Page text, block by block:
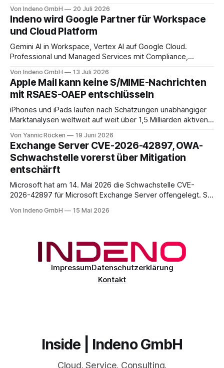
Microsoft 365 Admin Center anmeldet, einen zweiten
Faktor nachweisen. Für das Entra Admin Center, das Azure-
Portal und das Intune Admin Center gilt das
Von Indeno GmbH 20 Juli 2026
Indeno wird Google Partner für Workspace
und Cloud Platform
Gemini AI in Workspace, Vertex AI auf Google Cloud.
Professional und Managed Services mit Compliance,
DACH.
Von Indeno GmbH 13 Juli 2026
Apple Mail kann keine S/MIME-Nachrichten
mit RSAES-OAEP entschlüsseln
iPhones und iPads laufen nach Schätzungen unabhängiger
Marktanalysen weltweit auf weit über 1,5 Milliarden aktiven
im Bereich von 25 bis 30 Prozent auf Geschäftsumfelder,
also Smartphones und Tablets, die im beruflichen Kontext
genutzt werden, sei es als reines Diensthandy, als COPE-
Von Yannic Röcken 19 Juni 2026
Exchange Server CVE-2026-42897, OWA-
Schwachstelle vorerst über Mitigation
entschärft
Microsoft hat am 14. Mai 2026 die Schwachstelle CVE-
2026-42897 für Microsoft Exchange Server offengelegt. Sie
unauthentifizierten Angreifer, über eine speziell präparierte
Von Indeno GmbH 15 Mai 2026
ImpressumDatenschutzerklärung
Kontakt
Inside | Indeno GmbH
Cloud. Service. Consulting.